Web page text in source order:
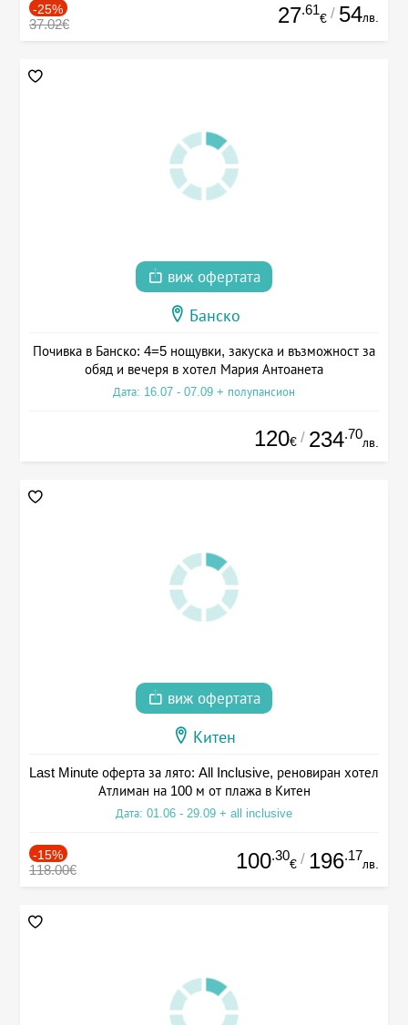
-25%
37.02€ 27.61
€ / 54лв.
виж офертата
Банско
Почивка в Банско: 4=5 нощувки, закуска и възможност за
обяд и вечеря в хотел Мария Антоанета
Дата: 16.07 - 07.09 + полупансион
120€ / 234.70
лв.
виж офертата
Китен
Last Minute оферта за лято: All Inclusive, реновиран хотел
Атлиман на 100 м от плажа в Китен
Дата: 01.06 - 29.09 + all inclusive
-15%
118.00€ 100.30
€ / 196.17
лв.